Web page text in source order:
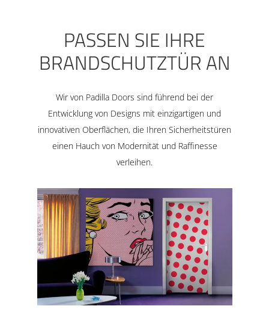
PASSEN SIE IHRE
BRANDSCHUTZTÜR AN
Wir von Padilla Doors sind führend bei der
Entwicklung von Designs mit einzigartigen und
innovativen Oberflächen, die Ihren Sicherheitstüren
einen Hauch von Modernität und Raffinesse
verleihen.